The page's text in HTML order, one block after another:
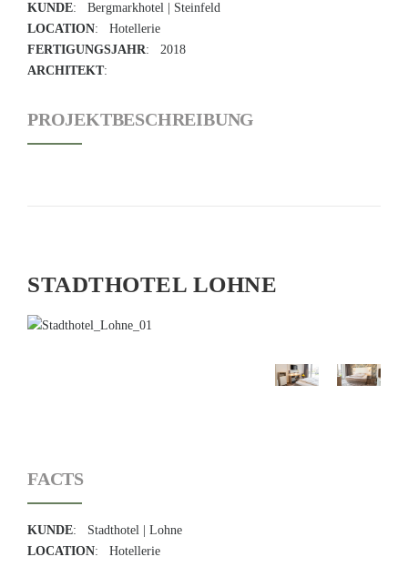
KUNDE: Bergmarkhotel | Steinfeld
LOCATION: Hotellerie
FERTIGUNGSJAHR: 2018
ARCHITEKT:
PROJEKTBESCHREIBUNG
STADTHOTEL LOHNE
FACTS
KUNDE: Stadthotel | Lohne
LOCATION: Hotellerie